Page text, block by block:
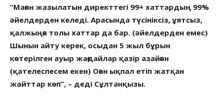
“Маған жазылатын директтегі 99+ хаттардың 99%
әйелдерден келеді. Арасында түсініксіз, ұятсыз,
қалжыңға толы хаттар да бар. (әйелдерден емес)
Шынын айту керек, осыдан 5 жыл бұрын
көтерілген ауыр жағдайлар қазір азайған
(қателеспесем екен) Оған ықпал етіп жатқан
жайттар көп”, – деді Сұлтанқызы.